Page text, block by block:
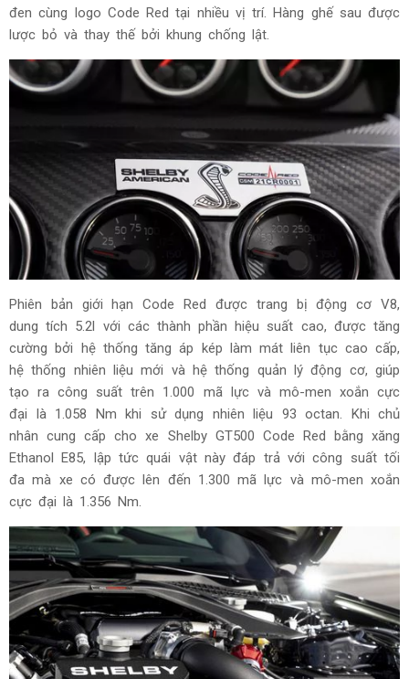
đen cùng logo Code Red tại nhiều vị trí. Hàng ghế sau được
lược bỏ và thay thế bởi khung chống lật.
Phiên bản giới hạn Code Red được trang bị động cơ V8,
dung tích 5.2l với các thành phần hiệu suất cao, được tăng
cường bởi hệ thống tăng áp kép làm mát liên tục cao cấp,
hệ thống nhiên liệu mới và hệ thống quản lý động cơ, giúp
tạo ra công suất trên 1.000 mã lực và mô-men xoắn cực
đại là 1.058 Nm khi sử dụng nhiên liệu 93 octan. Khi chủ
nhân cung cấp cho xe Shelby GT500 Code Red bằng xăng
Ethanol E85, lập tức quái vật này đáp trả với công suất tối
đa mà xe có được lên đến 1.300 mã lực và mô-men xoắn
cực đại là 1.356 Nm.